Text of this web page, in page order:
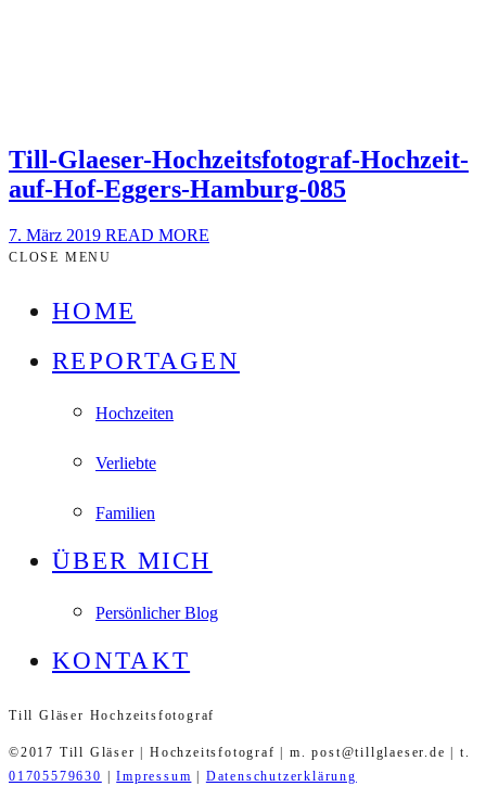
Till-Glaeser-Hochzeitsfotograf-Hochzeit-
auf-Hof-Eggers-Hamburg-085
7. März 2019 READ MORE
CLOSE MENU
HOME
REPORTAGEN
Hochzeiten
Verliebte
Familien
ÜBER MICH
Persönlicher Blog
KONTAKT
Till Gläser Hochzeitsfotograf
©2017 Till Gläser | Hochzeitsfotograf | m. post@tillglaeser.de | t.
01705579630
|Impressum Datenschutzerklärung